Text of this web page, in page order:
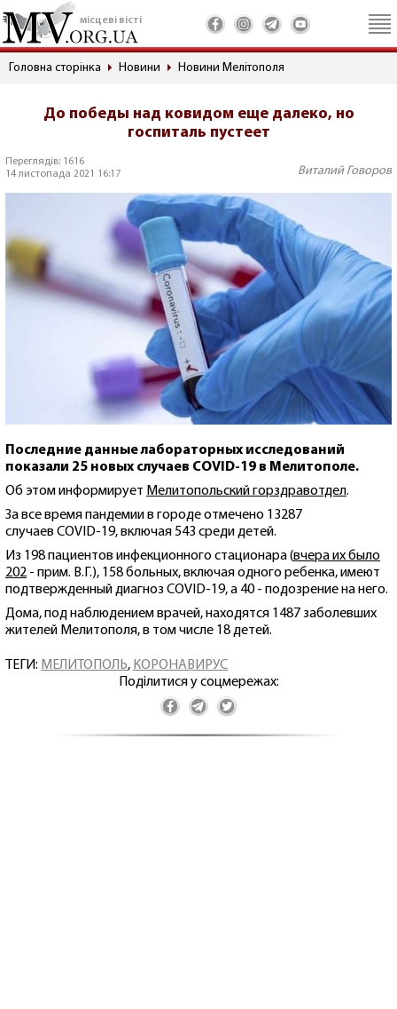
місцеві вісті
Головна сторінка Новини Новини Мелітополя
До победы над ковидом еще далеко, но
госпиталь пустеет
Переглядів: 1616
14 листопада 2021 16:17
Виталий Говоров
Последние данные лабораторных исследований
показали 25 новых случаев COVID-19 в Мелитополе.
Об этом информирует Мелитопольский горздравотдел.
За все время пандемии в городе отмечено 13287
случаев COVID-19, включая 543 среди детей.
Из 198 пациентов инфекционного стационара (вчера их было
202 - прим. В.Г.), 158 больных, включая одного ребенка, имеют
подтвержденный диагноз COVID-19, а 40 - подозрение на него.
Дома, под наблюдением врачей, находятся 1487 заболевших
жителей Мелитополя, в том числе 18 детей.
ТЕГИ: МЕЛИТОПОЛЬ, КОРОНАВИРУС
Поділитися у соцмережах: